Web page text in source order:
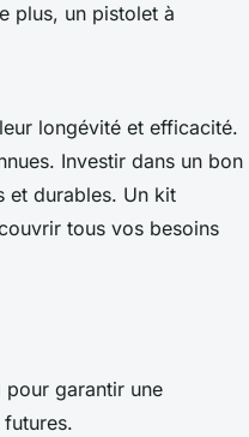
plus, un pistolet à
longévité et efficacité.
Investir dans un bon
et durables. Un kit
tous vos besoins
pour garantir une